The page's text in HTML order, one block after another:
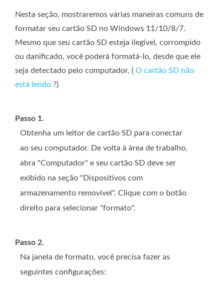
Nesta seção, mostraremos várias maneiras comuns de
formatar seu cartão SD no Windows 11/10/8/7.
Mesmo que seu cartão SD esteja ilegível, corrompido
ou danificado, você poderá formatá-lo, desde que ele
seja detectado pelo computador. ( O cartão SD não
está lendo ?)
Passo 1.
Obtenha um leitor de cartão SD para conectar
ao seu computador. De volta à área de trabalho,
abra "Computador" e seu cartão SD deve ser
exibido na seção "Dispositivos com
armazenamento removível". Clique com o botão
direito para selecionar "formato".
Passo 2.
Na janela de formato, você precisa fazer as
seguintes configurações: